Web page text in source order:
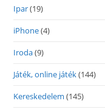
Ipar(19)
iPhone(4)
Iroda(9)
Játék, online játék(144)
Kereskedelem (145)